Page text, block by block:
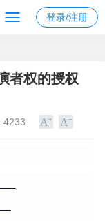
登录/注册
者权的授权
4233